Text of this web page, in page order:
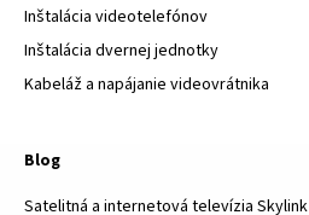
Inštalácia videotelefónov
Inštalácia dvernej jednotky
Kabeláž a napájanie videovrátnika
Blog
Satelitná a internetová televízia Skylink